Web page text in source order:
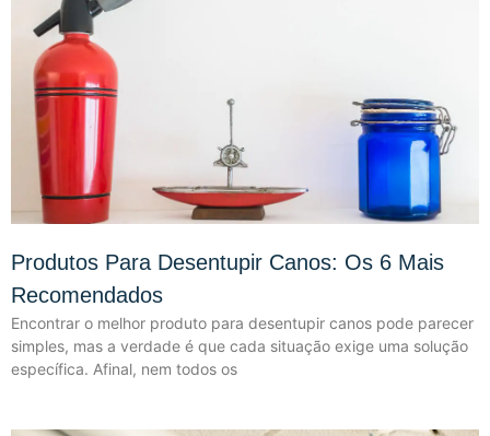
Produtos Para Desentupir Canos: Os 6 Mais
Recomendados
Encontrar o melhor produto para desentupir canos pode parecer
simples, mas a verdade é que cada situação exige uma solução
específica. Afinal, nem todos os